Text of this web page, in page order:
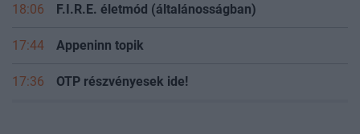
18:06 F.I.R.E. életmód (általánosságban)
17:44 Appeninn topik
17:36 OTP részvényesek ide!